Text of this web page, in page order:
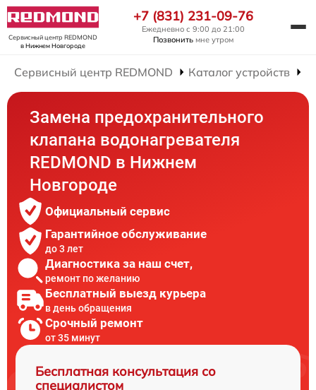
Сервисный центр REDMOND
в Нижнем Новгороде
+7 (831) 231-09-76
Ежедневно с 9:00 до 21:00
Позвонить мне утром
Сервисный центр REDMOND Каталог устройств
Замена предохранительного
клапана водонагревателя
REDMOND в Нижнем
Новгороде
Официальный сервис
Гарантийное обслуживание
до 3 лет
Диагностика за наш счет,
ремонт по желанию
Бесплатный выезд курьера
в день обращения
Срочный ремонт
от 35 минут
Бесплатная консультация со
специалистом